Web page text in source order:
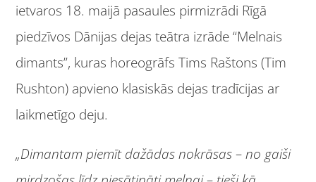
ietvaros 18. maijā pasaules pirmizrādi Rīgā
piedzīvos Dānijas dejas teātra izrāde “Melnais
dimants”, kuras horeogrāfs Tims Raštons (Tim
Rushton) apvieno klasiskās dejas tradīcijas ar
laikmetīgo deju.
„Dimantam piemīt dažādas nokrāsas – no gaiši